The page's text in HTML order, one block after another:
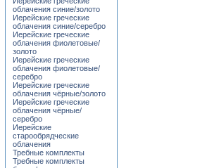
облачения синие/золото
Иерейские греческие
облачения синие/серебро
Иерейские греческие
облачения фиолетовые/
золото
Иерейские греческие
облачения фиолетовые/
серебро
Иерейские греческие
облачения чёрные/золото
Иерейские греческие
облачения чёрные/
серебро
Иерейские
старообрядческие
облачения
Требные комплекты
Требные комплекты